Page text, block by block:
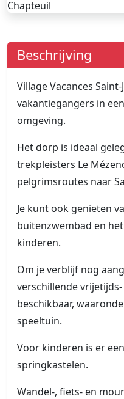
Beschrijving
Village Vacances
vakantiegangers in
omgeving.
Het dorp is ideaal
trekpleisters Le
pelgrimsroutes naar
Je kunt ook genieten
buitenzwembad en
kinderen.
Om je verblijf nog
verschillende
beschikbaar,
speeltuin.
Voor kinderen is er
springkastelen.
Wandel-, fiets- en